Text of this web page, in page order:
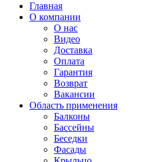
Главная
О компании
О нас
Видео
Доставка
Оплата
Гарантия
Возврат
Вакансии
Область применения
Балконы
Бассейны
Беседки
Фасады